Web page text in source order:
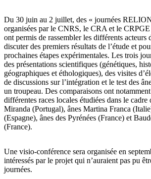
Du 30 juin au 2 juillet, des « journées
organisées par le CNRS, le CRA et le CRPGE
ont permis de rassembler les différents acteurs
discuter des premiers résultats de l’étude et
prochaines étapes expérimentales. Les trois
des présentations scientifiques (génétiques,
géographiques et éthologiques), des visites
de discussions sur l’intégration et le test des
un troupeau. Des comparaisons ont
différentes races locales étudiées dans le cadre
Miranda (Portugal), ânes Martina Franca
(Espagne), ânes des Pyrénées (France) et
(France).
Une visio-conférence sera organisée en
intéressés par le projet qui n’auraient pas pu
journées.